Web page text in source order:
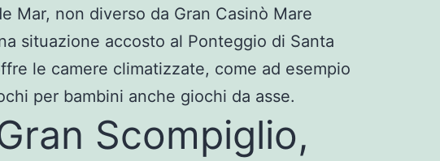
Mar, non diverso da Gran Casinò Mare
situazione accosto al Ponteggio di Santa
le camere climatizzate, come ad esempio
per bambini anche giochi da asse.
Scompiglio,